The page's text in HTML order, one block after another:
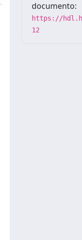
documento:
https://
12